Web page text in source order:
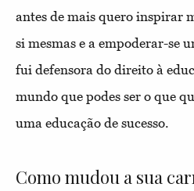
antes de mais quero inspirar
si mesmas e a empoderar-se
fui defensora do direito à
mundo que podes ser o que
uma educação de sucesso.
Como mudou a sua